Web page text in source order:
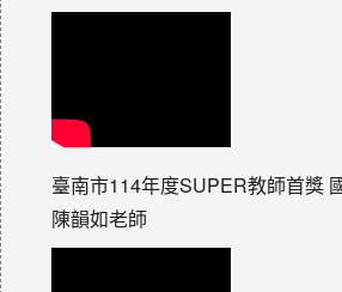
臺南市114年度SUPER教師首獎
陳韻如老師